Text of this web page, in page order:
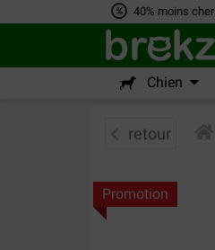
40% moins cher
Chien
retour
Promotion